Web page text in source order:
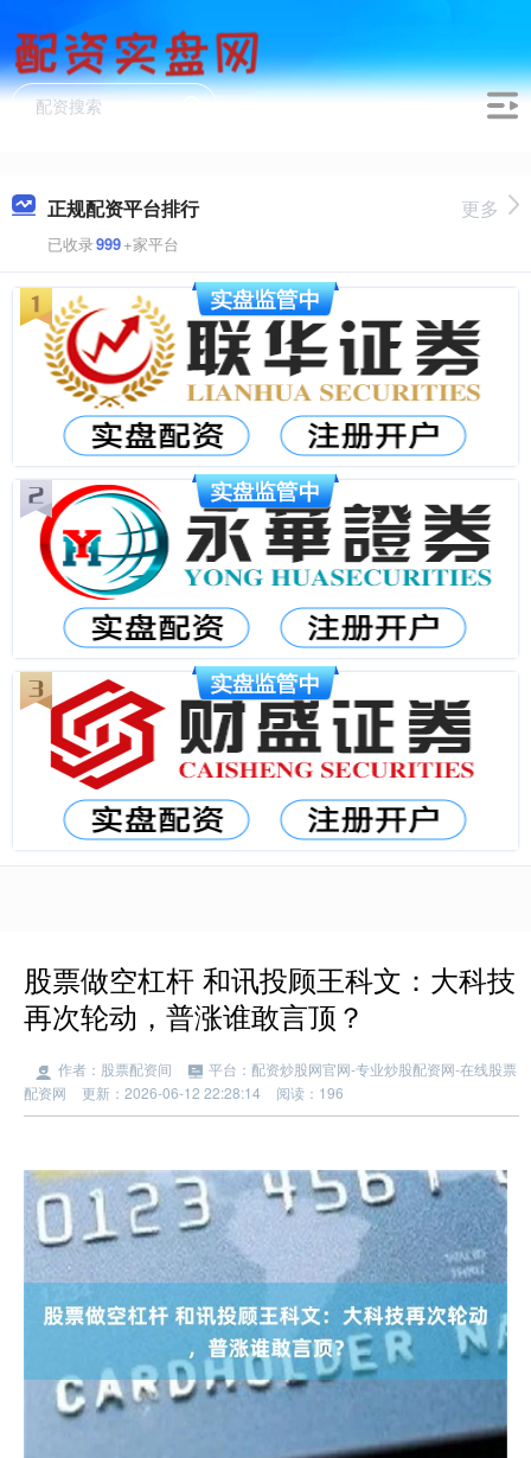
正规配资平台排行
已收录999+家平台
更多
股票做空杠杆 和讯投顾王科文：大科技
再次轮动，普涨谁敢言顶？
作者：股票配资间
平台：配资炒股网官网-专业炒股配资网-在线股票
配资网
更新：2026-06-12 22:28:14 阅读：196